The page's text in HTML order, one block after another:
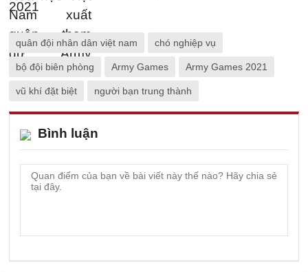
quân đội nhân dân việt nam chó nghiệp vụ
bộ đội biên phòng Army Games Army Games 2021
vũ khí đặt biệt người bạn trung thành
Bình luận